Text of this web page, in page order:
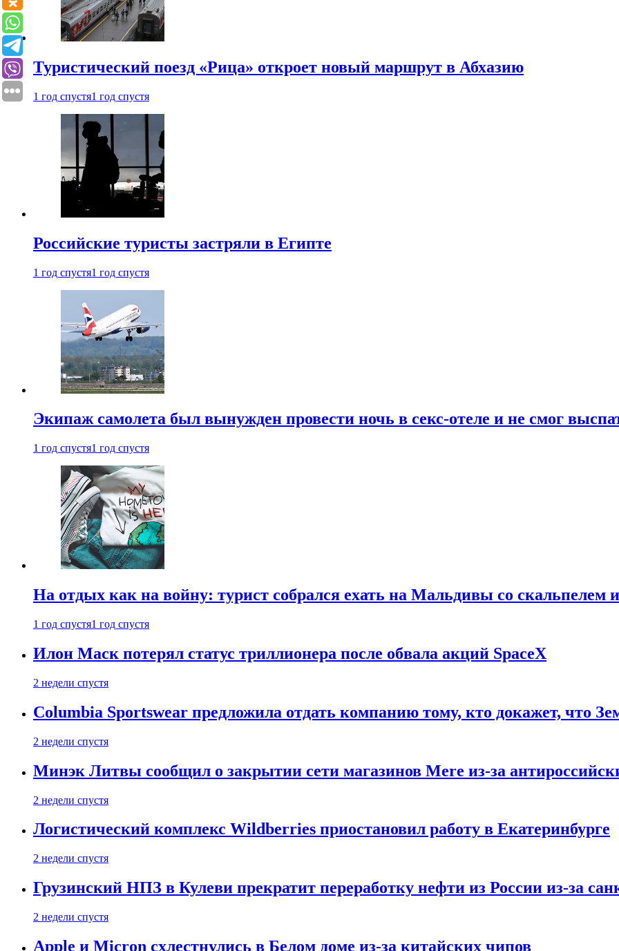
Туристический поезд «Рица» откроет новый маршрут в Абхазию
1 год спустя1 год спустя
Российские туристы застряли в Египте
1 год спустя1 год спустя
Экипаж самолета был вынужден провести ночь в секс-отеле и не смог
1 год спустя1 год спустя
На отдых как на войну: турист собрался ехать на Мальдивы со скальпелем
1 год спустя1 год спустя
Илон Маск потерял статус триллионера после обвала акций SpaceX
2 недели спустя
Columbia Sportswear предложила отдать компанию тому, кто докажет, что
2 недели спустя
Минэк Литвы сообщил о закрытии сети магазинов Mere из-за
2 недели спустя
Логистический комплекс Wildberries приостановил работу в Екатеринбурге
2 недели спустя
Грузинский НПЗ в Кулеви прекратит переработку нефти из России из-за
2 недели спустя
Apple и Micron схлестнулись в Белом доме из-за китайских чипов